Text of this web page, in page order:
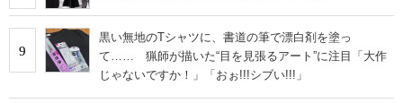
9
黒い無地のTシャツに、書道の筆で漂白剤を塗っ
て…… 猟師が描いた“目を見張るアート”に注目「大作
じゃないですか！」「おぉ!!!シブい!!!」